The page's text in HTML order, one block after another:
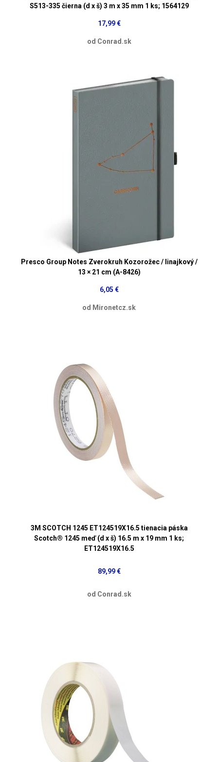
S513-335 čierna (d x š) 3 m x 35 mm 1 ks; 1564129
17,99 €
od Conrad.sk
Presco Group Notes Zverokruh Kozorožec / linajkový /
13 × 21 cm (A-8426)
6,05 €
od Mironetcz.sk
3M SCOTCH 1245 ET124519X16.5 tienacia páska
Scotch® 1245 meď (d x š) 16.5 m x 19 mm 1 ks;
ET124519X16.5
89,99 €
od Conrad.sk